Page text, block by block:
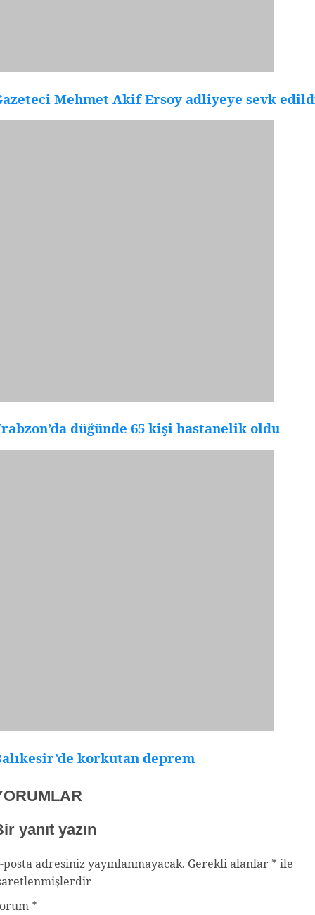
Mehmet Akif Ersoy adliyeye sevk
düğünde 65 kişi hastanelik oldu
korkutan deprem
yanıt yazın
posta adresiniz yayınlanmayacak. Gerekli alanlar * ile
*